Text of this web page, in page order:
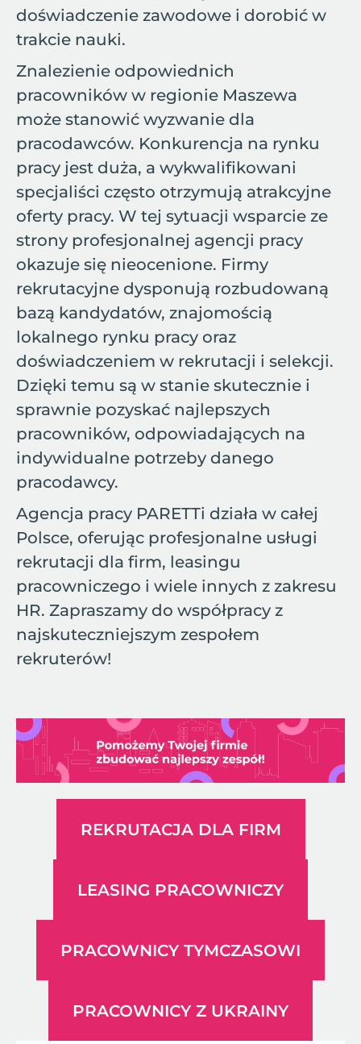
doświadczenie zawodowe i dorobić w
trakcie nauki.
Znalezienie odpowiednich
pracowników w regionie Maszewa
może stanowić wyzwanie dla
pracodawców. Konkurencja na rynku
pracy jest duża, a wykwalifikowani
specjaliści często otrzymują atrakcyjne
oferty pracy. W tej sytuacji wsparcie ze
strony profesjonalnej agencji pracy
okazuje się nieocenione. Firmy
rekrutacyjne dysponują rozbudowaną
bazą kandydatów, znajomością
lokalnego rynku pracy oraz
doświadczeniem w rekrutacji i selekcji.
Dzięki temu są w stanie skutecznie i
sprawnie pozyskać najlepszych
pracowników, odpowiadających na
indywidualne potrzeby danego
pracodawcy.
Agencja pracy PARETTi działa w całej
Polsce, oferując profesjonalne usługi
rekrutacji dla firm, leasingu
pracowniczego i wiele innych z zakresu
HR. Zapraszamy do współpracy z
najskuteczniejszym zespołem
rekruterów!
REKRUTACJA DLA FIRM
LEASING PRACOWNICZY
PRACOWNICY TYMCZASOWI
PRACOWNICY Z UKRAINY